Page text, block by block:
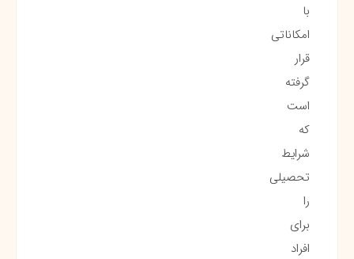
با
امکاناتی
قرار
گرفته
است
که
شرایط
تحصیلی
را
برای
افراد